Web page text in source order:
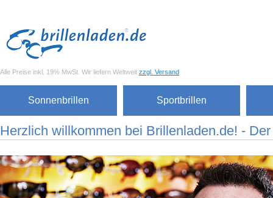
Alle Preise inkl. 19% MwSt. Wir liefern Weltweit zzgl. Versand
Sonnenbrillen Sportbrillen
Herzlich willkommen bei Brillenladen.de! -